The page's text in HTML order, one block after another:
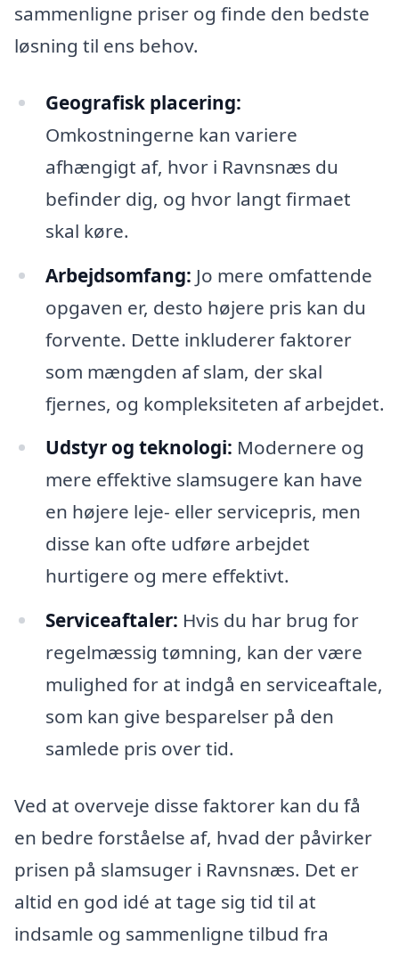
sammenligne priser og finde den bedste
løsning til ens behov.
Geografisk placering:
Omkostningerne kan variere
afhængigt af, hvor i Ravnsnæs du
befinder dig, og hvor langt firmaet
skal køre.
Arbejdsomfang: Jo mere omfattende
opgaven er, desto højere pris kan du
forvente. Dette inkluderer faktorer
som mængden af slam, der skal
fjernes, og kompleksiteten af arbejdet.
Udstyr og teknologi: Modernere og
mere effektive slamsugere kan have
en højere leje- eller servicepris, men
disse kan ofte udføre arbejdet
hurtigere og mere effektivt.
Serviceaftaler: Hvis du har brug for
regelmæssig tømning, kan der være
mulighed for at indgå en serviceaftale,
som kan give besparelser på den
samlede pris over tid.
Ved at overveje disse faktorer kan du få
en bedre forståelse af, hvad der påvirker
prisen på slamsuger i Ravnsnæs. Det er
altid en god idé at tage sig tid til at
indsamle og sammenligne tilbud fra